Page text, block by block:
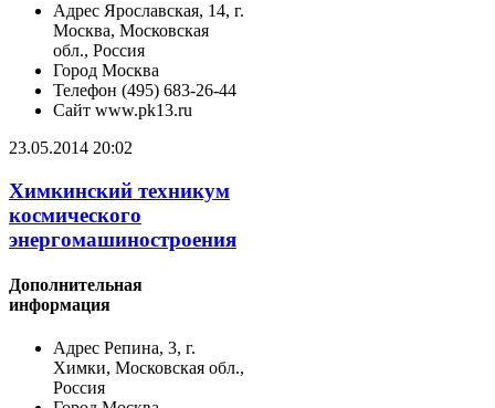
Адрес Ярославская, 14, г.
Москва, Московская
обл., Россия
Город Москва
Телефон (495) 683-26-44
Сайт www.pk13.ru
23.05.2014 20:02
Химкинский техникум
космического
энергомашиностроения
Дополнительная
информация
Адрес Репина, 3, г.
Химки, Московская обл.,
Россия